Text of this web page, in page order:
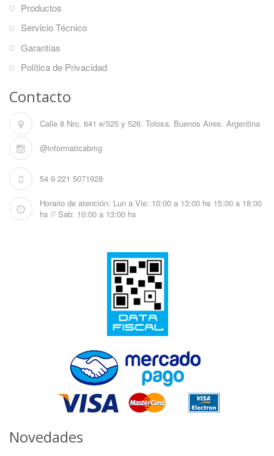
Productos
Servicio Técnico
Garantías
Política de Privacidad
Contacto
Calle 8 Nro. 641 e/525 y 526. Tolosa. Buenos Aires. Argentina
@informaticabmg
54 9 221 5071928
Horario de atención: Lun a Vie: 10:00 a 13:00 hs 15:00 a 18:00
hs // Sab: 10:00 a 13:00 hs
Novedades